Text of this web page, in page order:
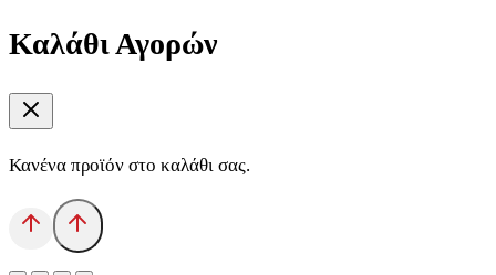
Καλάθι Αγορών
Κανένα προϊόν στο καλάθι σας.